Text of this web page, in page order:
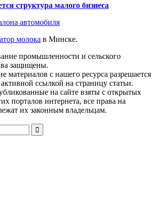
структура малого бизнеса
автомобиля
молока в Минске.
промышленности и сельского
защищены.
материалов с нашего ресурса разрешается
ссылкой на страницу статьи.
на сайте взяты с открытых
порталов интернета, все права на
их законным владельцам.